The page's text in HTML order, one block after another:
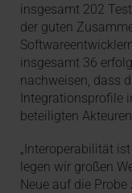
insgesamt 202
der guten
insgesamt 36
nachweisen, dass
Integrationsprofile
beteiligten
„Interoperabilität
legen wir großen
Neue auf die